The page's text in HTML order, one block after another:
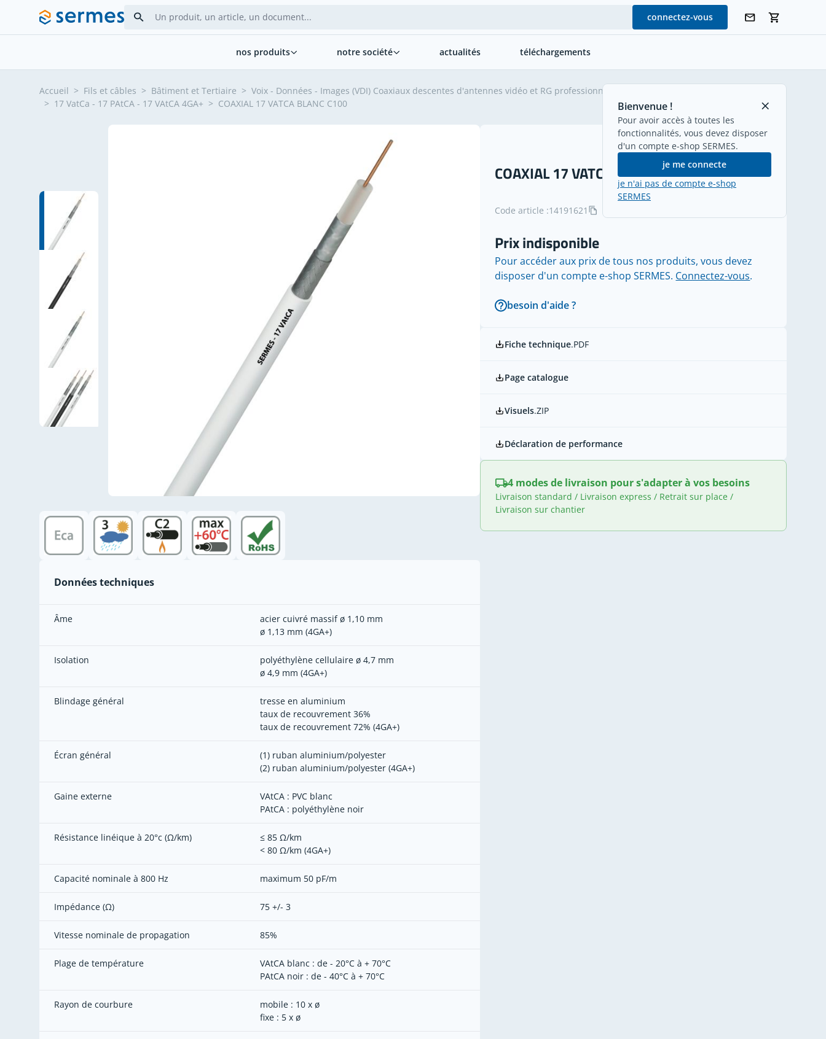
Allez au contenu
connectez-vous
Bienvenue !
Pour avoir accès à toutes les
fonctionnalités, vous devez disposer
d'un compte e-shop SERMES.
je me connecte
je n'ai pas de compte e-shop
SERMES
nos produits notre société actualités téléchargements
Accueil > Fils et câbles > Bâtiment et Tertiaire > Voix - Données - Images (VDI) Coaxiaux descentes d'antennes vidéo et RG professionnel
> 17 VatCa - 17 PAtCA - 17 VAtCA 4GA+ > COAXIAL 17 VATCA BLANC C100
Données techniques
Âme
acier cuivré massif ø 1,10 mm
ø 1,13 mm (4GA+)
Isolation
polyéthylène cellulaire ø 4,7 mm
ø 4,9 mm (4GA+)
Blindage général
tresse en aluminium
taux de recouvrement 36%
taux de recouvrement 72% (4GA+)
Écran général
(1) ruban aluminium/polyester
(2) ruban aluminium/polyester (4GA+)
Gaine externe
VAtCA : PVC blanc
PAtCA : polyéthylène noir
Résistance linéique à 20°c (Ω/km)
≤ 85 Ω/km
< 80 Ω/km (4GA+)
Capacité nominale à 800 Hz maximum 50 pF/m
Impédance (Ω) 75 +/- 3
Vitesse nominale de propagation 85%
Plage de température
VAtCA blanc : de - 20°C à + 70°C
PAtCA noir : de - 40°C à + 70°C
Rayon de courbure
mobile : 10 x ø
fixe : 5 x ø
COAXIAL 17 VATCA BLANC C100
Code article :14191621
Prix indisponible
Pour accéder aux prix de tous nos produits, vous devez
disposer d'un compte e-shop SERMES. Connectez-vous.
besoin d'aide ?
Fiche technique.PDF
Page catalogue
Visuels.ZIP
Déclaration de performance
4 modes de livraison pour s'adapter à vos besoins
Livraison standard / Livraison express / Retrait sur place /
Livraison sur chantier